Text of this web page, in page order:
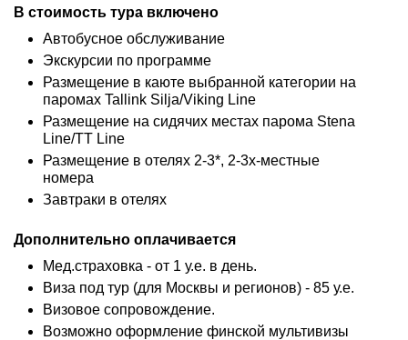
В стоимость тура включено
Автобусное обслуживание
Экскурсии по программе
Размещение в каюте выбранной категории на
паромах Tallink Silja/Viking Line
Размещение на сидячих местах парома Stena
Line/TT Line
Размещение в отелях 2-3*, 2-3х-местные
номера
Завтраки в отелях
Дополнительно оплачивается
Мед.страховка - от 1 у.е. в день.
Виза под тур (для Москвы и регионов) - 85 у.е.
Визовое сопровождение.
Возможно оформление финской мультивизы